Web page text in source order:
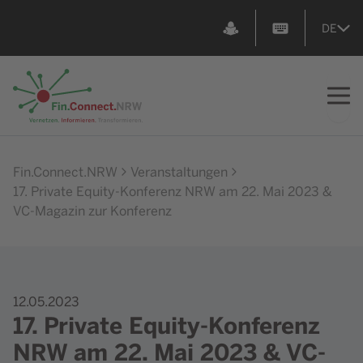
DE
Fin.Connect.NRW
Veranstaltungen
17. Private Equity-Konferenz NRW am 22. Mai 2023 &
VC-Magazin zur Konferenz
12.05.2023
17. Private Equity-Konferenz
NRW am 22. Mai 2023 & VC-